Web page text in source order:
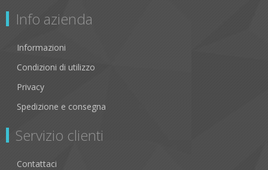
Info azienda
Informazioni
Condizioni di utilizzo
Privacy
Spedizione e consegna
Servizio clienti
Contattaci